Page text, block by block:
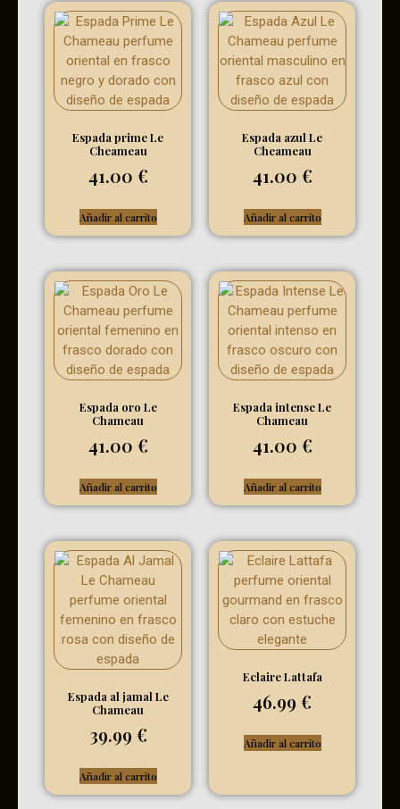
Espada prime Le
Cheameau
41.00 €
Añadir al carrito
Espada azul Le
Cheameau
41.00 €
Añadir al carrito
Espada oro Le
Chameau
41.00 €
Añadir al carrito
Espada intense Le
Chameau
41.00 €
Añadir al carrito
Espada al jamal Le
Chameau
39.99 €
Añadir al carrito
Eclaire Lattafa
46.99 €
Añadir al carrito